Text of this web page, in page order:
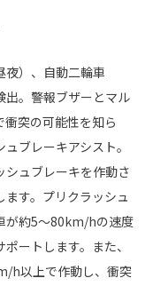
夜）、自動二輪車
出。警報ブザーとマル
突の可能性を知ら
ブレーキアシスト。
シュブレーキを作動さ
す。プリクラッシュ
が約5〜80km/hの速度
ートします。また、
h以上で作動し、衝突